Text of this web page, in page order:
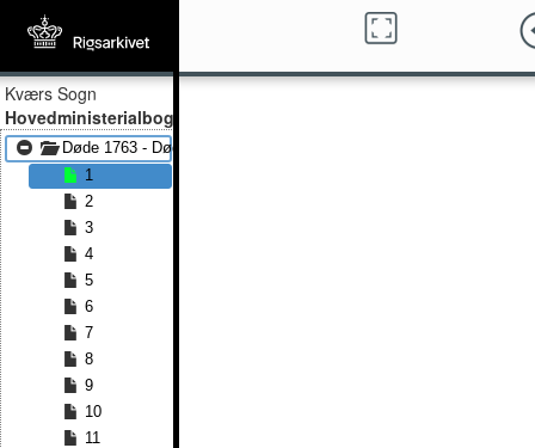
Kværs Sogn
Hovedministerialbog
Døde 1763 - Døde 1789
1
2
3
4
5
6
7
8
9
10
11